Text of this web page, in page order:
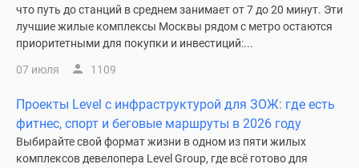
что путь до станций в среднем занимает от 7 до 20 минут. Эти
лучшие жилые комплексы Москвы рядом с метро остаются
приоритетными для покупки и инвестиций:...
07 июля 1109
Проекты Level с инфраструктурой для ЗОЖ: где есть
фитнес, спорт и беговые маршруты в 2026 году
Выбирайте свой формат жизни в одном из пяти жилых
комплексов девелопера Level Group, где всё готово для